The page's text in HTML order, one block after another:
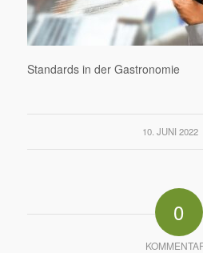
Standards in der Gastronomie
10. JUNI 2022
/
0